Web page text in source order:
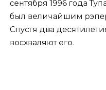
сентября 1996 года
был величайшим
Спустя два
восхваляют его.